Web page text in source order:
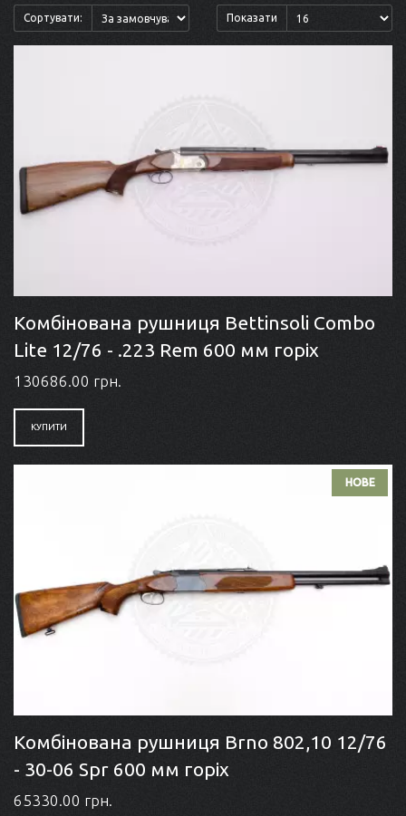
Сортувати: Показати
Комбінована рушниця Bettinsoli Combo
Lite 12/76 - .223 Rem 600 мм горіх
130686.00 грн.
КУПИТИ
НОВЕ
Комбінована рушниця Brno 802,10 12/76
- 30-06 Spr 600 мм горіх
65330.00 грн.